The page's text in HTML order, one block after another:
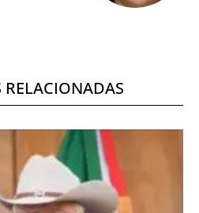
RELACIONADAS